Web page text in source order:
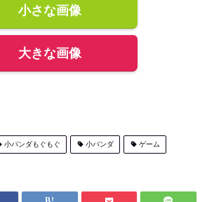
小さな画像
大きな画像
小パンダもぐもぐ 小パンダ ゲーム